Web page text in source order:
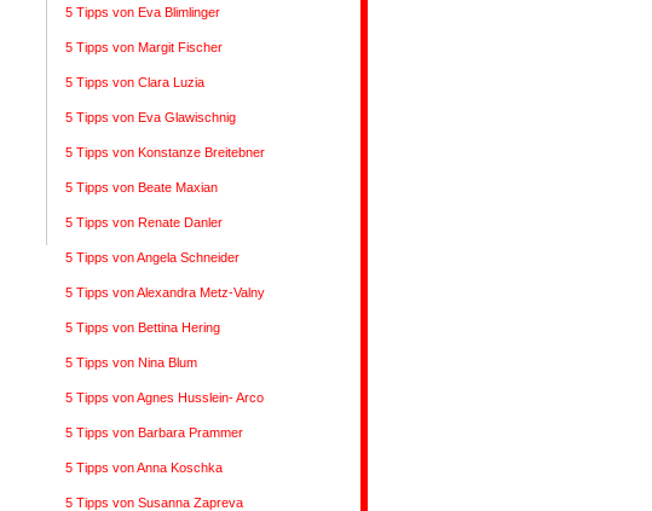
5 Tipps von Eva Blimlinger
5 Tipps von Margit Fischer
5 Tipps von Clara Luzia
5 Tipps von Eva Glawischnig
5 Tipps von Konstanze Breitebner
5 Tipps von Beate Maxian
5 Tipps von Renate Danler
5 Tipps von Angela Schneider
5 Tipps von Alexandra Metz-Valny
5 Tipps von Bettina Hering
5 Tipps von Nina Blum
5 Tipps von Agnes Husslein- Arco
5 Tipps von Barbara Prammer
5 Tipps von Anna Koschka
5 Tipps von Susanna Zapreva